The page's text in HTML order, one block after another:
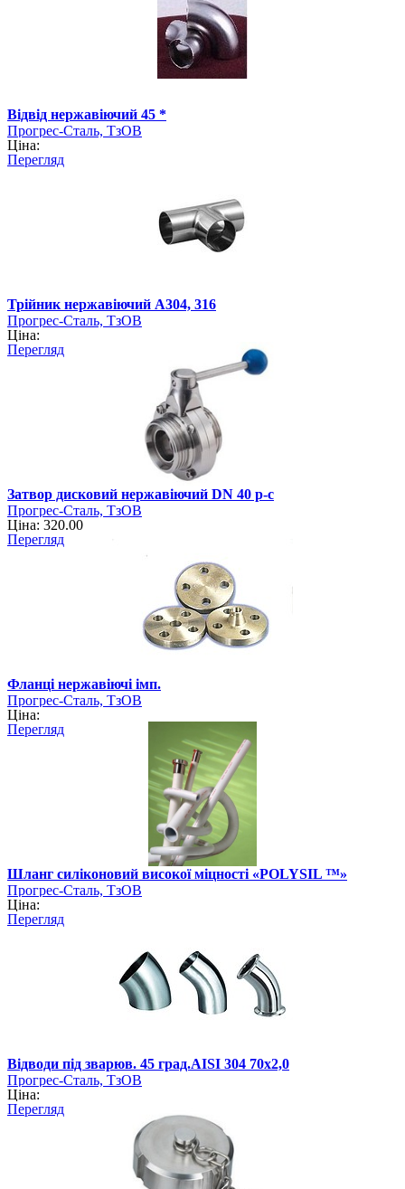
Відвід нержавіючий 45 *
Прогрес-Сталь, ТзОВ
Ціна:
Перегляд
Трійник нержавіючий А304, 316
Прогрес-Сталь, ТзОВ
Ціна:
Перегляд
Затвор дисковий нержавіючий DN 40 р-с
Прогрес-Сталь, ТзОВ
Ціна: 320.00
Перегляд
Фланці нержавіючі імп.
Прогрес-Сталь, ТзОВ
Ціна:
Перегляд
Шланг силіконовий високої міцності «POLYSIL ™»
Прогрес-Сталь, ТзОВ
Ціна:
Перегляд
Відводи під зварюв. 45 град.AISI 304 70х2,0
Прогрес-Сталь, ТзОВ
Ціна:
Перегляд